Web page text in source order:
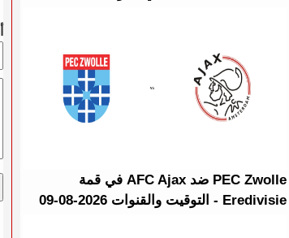
PEC Zwolle ضد AFC Ajax في قمة
Eredivisie - التوقيت والقنوات 2026-08-09